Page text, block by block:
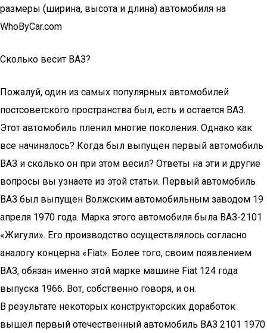
размеры (ширина, высота и длина) автомобиля на
WhoByCar.com
Сколько весит ВАЗ?
Пожалуй, один из самых популярных автомобилей
постсоветского пространства был, есть и остается ВАЗ.
Этот автомобиль пленил многие поколения. Однако как
все начиналось? Когда был выпущен первый автомобиль
ВАЗ и сколько он при этом весил? Ответы на эти и другие
вопросы вы узнаете из этой статьи. Первый автомобиль
ВАЗ был выпущен Волжским автомобильным заводом 19
апреля 1970 года. Марка этого автомобиля была ВАЗ-2101
«Жигули». Его производство осуществлялось согласно
аналогу концерна «Fiat». Более того, своим появлением
ВАЗ, обязан именно этой марке машине Fiat 124 года
выпуска 1966. Вот, собственно говоря, и он:
В результате некоторых конструкторских доработок
вышел первый отечественный автомобиль ВАЗ 2101 1970